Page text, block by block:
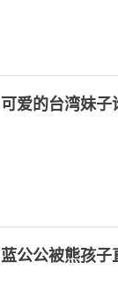
可爱的台湾妹子
蓝公公被熊孩子